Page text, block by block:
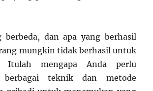
berbeda, dan apa yang berhasil
mungkin tidak berhasil untuk
Itulah mengapa Anda perlu
berbagai teknik dan metode